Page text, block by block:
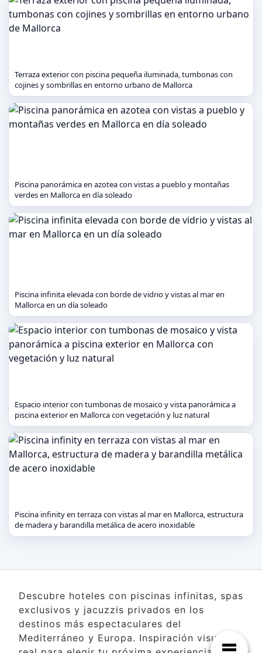
Terraza exterior con piscina pequeña iluminada, tumbonas con
cojines y sombrillas en entorno urbano de Mallorca
Piscina panorámica en azotea con vistas a pueblo y montañas
verdes en Mallorca en día soleado
Piscina infinita elevada con borde de vidrio y vistas al mar en
Mallorca en un día soleado
Espacio interior con tumbonas de mosaico y vista panorámica a
piscina exterior en Mallorca con vegetación y luz natural
Piscina infinity en terraza con vistas al mar en Mallorca, estructura
de madera y barandilla metálica de acero inoxidable
Descubre hoteles con piscinas infinitas, spas
exclusivos y jacuzzis privados en los
destinos más espectaculares del
Mediterráneo y Europa. Inspiración visual